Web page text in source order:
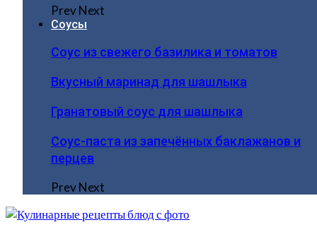
PrevNext
Соусы
Соус из свежего базилика и томатов
Вкусный маринад для шашлыка
Гранатовый соус для шашлыка
Соус-паста из запечённых баклажанов и
перцев
PrevNext